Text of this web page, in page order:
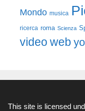
Mondo musica
ricerca roma Scienza
video web
This site is licensed